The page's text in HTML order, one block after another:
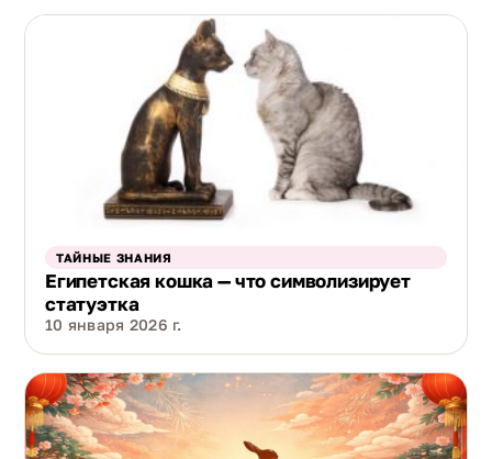
ТАЙНЫЕ ЗНАНИЯ
Египетская кошка — что символизирует
статуэтка
10 января 2026 г.